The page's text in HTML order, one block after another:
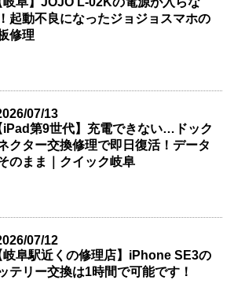
起動不良になったジョジョスマホの
修理
07/13
iPad第9世代】充電できない…ドック
クター交換修理で即日復活！データ
のまま｜クイック岐阜
07/12
岐阜駅近くの修理店】iPhone SE3の
テリー交換は1時間で可能です！